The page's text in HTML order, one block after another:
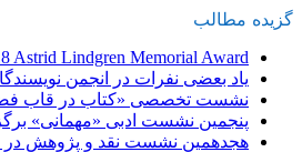
گزیده مطالب
Astrid Lindgren Memorial Award
یاد بعضی نفرات در انجمن
نشست تخصصی «کتاب در قاب
پنجمین نشست ادبی «مهمانی»
هجدهمین نشست نقد و پژوهش در